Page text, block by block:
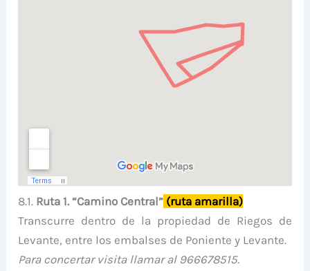
8.1. Ruta 1. “Camino Central” (ruta amarilla)
Transcurre dentro de la propiedad de Riegos de
Levante, entre los embalses de Poniente y Levante.
Para concertar visita llamar al 966678515.